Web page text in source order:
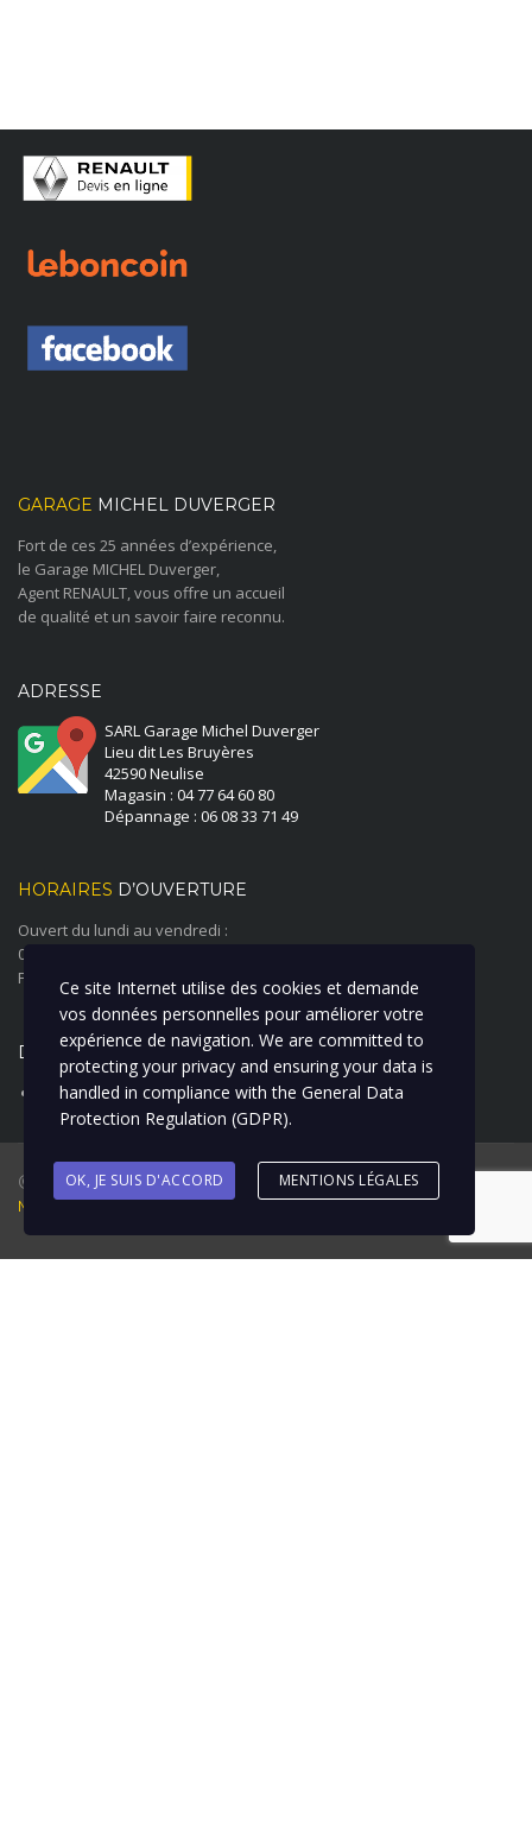
GARAGE MICHEL DUVERGER
Fort de ces 25 années d’expérience,
le Garage MICHEL Duverger,
Agent RENAULT, vous offre un accueil
de qualité et un savoir faire reconnu.
ADRESSE
SARL Garage Michel Duverger
Lieu dit Les Bruyères
42590 Neulise
Magasin : 04 77 64 60 80
Dépannage : 06 08 33 71 49
HORAIRES D’OUVERTURE
Ouvert du lundi au vendredi :
08:00 à 12:00 - 14:00 à 18:00
Fermé le samedi et le dimanche
DERNIÈRE ACTUALITÉ
ATELIER CARROSSERIE PEINTURE
@ 2018 Garage Duverger Renault I Création : La Clique à Bill I
Mentions Légales
Ce site Internet utilise des cookies et demande
vos données personnelles pour améliorer votre
expérience de navigation. We are committed to
protecting your privacy and ensuring your data is
handled in compliance with the General Data
Protection Regulation (GDPR).
OK, JE SUIS D'ACCORD MENTIONS LÉGALES